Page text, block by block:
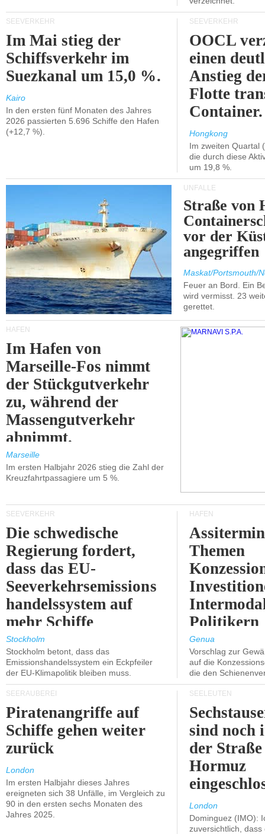
SEEVERKEHR
Im Mai stieg der
Schiffsverkehr im
Suezkanal um 15,0 %.
Kairo
In den ersten fünf Monaten des Jahres
2026 passierten 5.696 Schiffe den Hafen
(+12,7 %).
SEEVERKEHR
OOCL
einen
Anstieg
Flotte
Container.
Hongkong
Im zweiten Quartal
die durch diese
um 19,8 %.
UNFÄLLE
Straße von
vor der
angegriffen
Maskat/Portsmouth/
Feuer an Bord. Ein
wird vermisst. 23
gerettet.
HÄFEN
Im Hafen von
Marseille-Fos nimmt
der Stückgutverkehr
zu, während der
Massengutverkehr
abnimmt.
Marseille
Im ersten Halbjahr 2026 stieg die Zahl der
Kreuzfahrtpassagiere um 5 %.
SEEVERKEHR
Die schwedische
Regierung fordert,
dass das EU-
Seeverkehrsemissions
handelssystem auf
mehr Schiffe
ausgeweitet wird.
Stockholm
Stockholm betont, dass das
Emissionshandelssystem ein Eckpfeiler
der EU-Klimapolitik bleiben muss.
HÄFEN
Themen
Politikern
Genua
Vorschlag zur
auf die
die den
SEERÄUBEREI
Piratenangriffe auf
Schiffe gehen weiter
zurück
London
Im ersten Halbjahr dieses Jahres
ereigneten sich 38 Unfälle, im Vergleich zu
90 in den ersten sechs Monaten des
Jahres 2025.
SEELEUTEN
sind noch
der
Hormuz
London
Dominguez (IMO):
zuversichtlich,